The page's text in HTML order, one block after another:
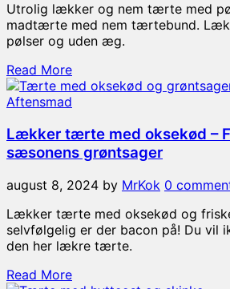
Utrolig lækker og nem tærte med
madtærte med nem tærtebund.
pølser og uden æg.
Read More
Aftensmad
Lækker tærte med oksekød –
sæsonens grøntsager
august 8, 2024 by MrKok 0
Lækker tærte med oksekød og
selvfølgelig er der bacon på! Du vil
den her lækre tærte.
Read More